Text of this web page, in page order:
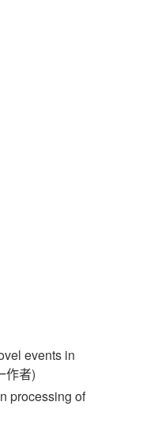
events in
作者)
processing of